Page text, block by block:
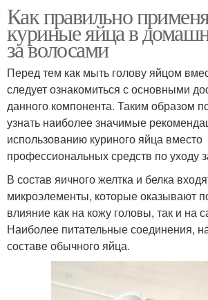
Как правильно
куриные яйца в
за волосами
Перед тем как мыть голову яйцом
следует ознакомиться с основными
данного компонента. Таким образом
узнать наиболее значимые
использованию куриного яйца вместо
профессиональных средств по уходу
В состав яичного желтка и белка
микроэлементы, которые оказывают
влияние как на кожу головы, так и на
Наиболее питательные соединения,
составе обычного яйца.